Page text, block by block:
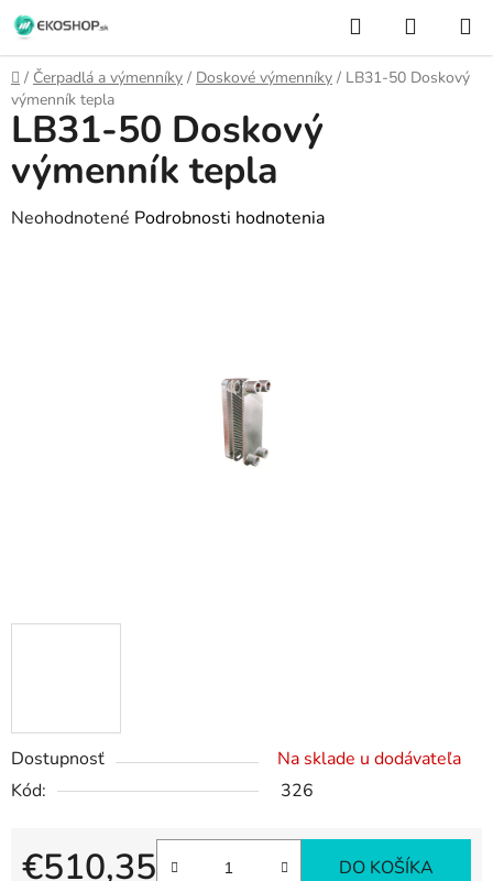
Prejsť
na
obsah
Hľadať
KOŠÍK
Domov
/ Čerpadlá a výmenníky / Doskové výmenníky / LB31-50 Doskový
výmenník tepla
Dostupnosť
Na sklade u dodávateľa
Kód:
326
€510,35 DO KOŠÍKA
LB31-50 Doskový
výmenník tepla
Priemerné
Neohodnotené Podrobnosti hodnotenia